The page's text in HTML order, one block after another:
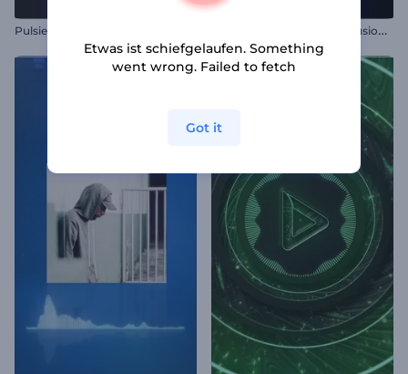
Pulsierende Beats-Visualizer V
isualiseur de musique - Fusion cosmique
Etwas ist schiefgelaufen. Something
went wrong. Failed to fetch
Got it